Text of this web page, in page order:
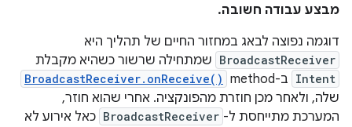
מבצע עבודה חשובה.
דוגמה נפוצה לבאג במחזור החיים של תהליך היא
BroadcastReceiver שמתחילה שרשור כשהיא מקבלת
Intent ב-method‏ BroadcastReceiver.onReceive()
שלה, ולאחר מכן חוזרת מהפונקציה. אחרי שהוא חוזר,
המערכת מתייחסת ל- BroadcastReceiver כאל אירוע לא